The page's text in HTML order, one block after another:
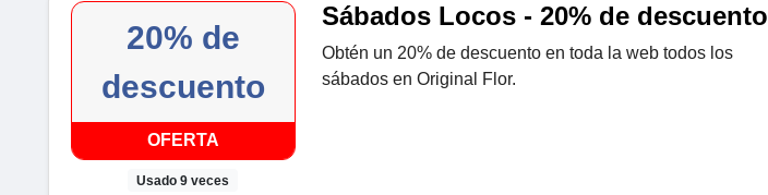
20% de
descuento
OFERTA
Usado 9 veces
Sábados Locos - 20% de descuento
Obtén un 20% de descuento en toda la web todos los
sábados en Original Flor.